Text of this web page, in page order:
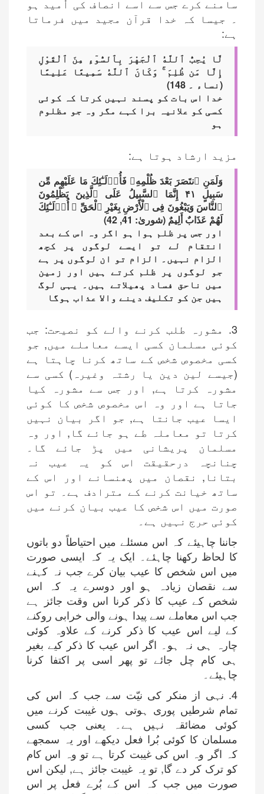
سامنے کرے جس سے اسے انصاف کی اُمید ہو
۔ جیسا کہ خدا قرآن مجید میں فرماتا
ہے:
لَّا يُحِبُّ ٱللَّهُ ٱلْجَهْرَ بِٱلسُّوٓءِ مِنَ ٱلْقَوْلِ
إِلَّا مَن ظُلِمَ ۚ وَكَانَ ٱللَّهُ سَمِيعًا عَلِيمًا
(نساء ۔ 148)
خدا اس بات کو پسند نہیں کرتا کہ کوئی
کسی کو علانیہ برا کہے مگر وہ جو مظلوم
ہو
مزید ارشاد ہوتا ہے:
وَلَمَنِ ٱنتَصَرَ بَعْدَ ظُلْمِهِۦ فَأُو۟لَـٰٓئِكَ مَا عَلَيْهِم مِّن
سَبِيلٍ ۴۱ إِنَّمَا ٱلسَّبِيلُ عَلَى ٱلَّذِينَ يَظْلِمُونَ
ٱلنَّاسَ وَيَبْغُونَ فِى ٱلْأَرْضِ بِغَيْرِ ٱلْحَقِّ ۚ أُو۟لَـٰٓئِكَ
لَهُمْ عَذَابٌ أَلِيمٌ (شوریٰ: 41, 42)
اور جس پر ظلم ہوا ہو اگر وہ اس کے بعد
انتقام لے تو ایسے لوگوں پر کچھ
الزام نہیں۔ الزام تو ان لوگوں پر ہے
جو لوگوں پر ظلم کرتے ہیں اور زمین
میں ناحق فساد پھیلاتے ہیں۔ یہی لوگ
ہیں جن کو تکلیف دینے والا عذاب ہوگا
3. مشورہ طلب کرنے والے کو نصیحت: جب
کوئی مسلمان کسی ایسے معاملے میں, جو
کسی مخصوص شخص کے ساتھ کرنا چاہتا ہے
(جیسے لین دین یا رشتہ وغیرہ) کسی سے
مشورہ کرتا ہے, اور جس سے مشورہ کیا
جاتا ہے اور وہ اس مخصوص شخص کا کوئی
ایسا عیب جانتا ہے, جو اگر بیان نہیں
کرتا تو معاملہ طے ہو جائے گا, اور وہ
مسلمان پریشانی میں پڑ جائے گا۔
چنانچہ درحقیقت اس کو یہ عیب نہ
بتانا, نقصان میں پھنسانے اور اس کے
ساتھ خیانت کرنے کے مترادف ہے۔ تو اس
صورت میں اس شخص کا عیب بیان کرنے میں
کوئی حرج نہیں ہے۔
جاننا چاہیئے کہ اس مسئلے میں احتیاطاً دو باتوں
کا لحاظ رکھنا چاہئے۔ ایک یہ کہ ایسی صورت
میں اس شخص کا عیب بیان کرے جب نہ کہنے
سے نقصان زیادہ ہو اور دوسرے یہ کہ اس
شخص کے عیب کا ذکر کرنا اس وقت جائز ہے
جب اس معاملے سے پیدا ہونے والی خرابی روکنے
کے لیے اس عیب کا ذکر کرنے کے علاوہ کوئی
چارہ ہی نہ ہو۔ اگر اس عیب کا ذکر کیے بغیر
ہی کام چل جائے تو پھر اسی پر اکتفا کرنا
چاہیئے۔
4. نہی از منکر کی نیّت سے جب کہ اس کی
تمام شرطیں پوری ہوتی ہوں غیبت کرنے میں
کوئی مضائقہ نہیں ہے۔ یعنی جب کسی
مسلمان کا کوئی بُرا فعل دیکھے اور یہ سمجھے
کہ اگر وہ اس کی غیبت کرتا ہے تو وہ اس کام
کو ترک کر دے گا, تو یہ غیبت جائز ہے, لیکن اس
صورت میں جب کہ اس کے بُرے فعل پر اس